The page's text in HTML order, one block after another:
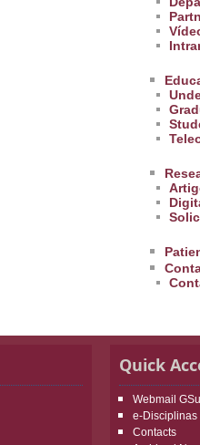
Quick
Webmail
e-Disciplinas
Contacts